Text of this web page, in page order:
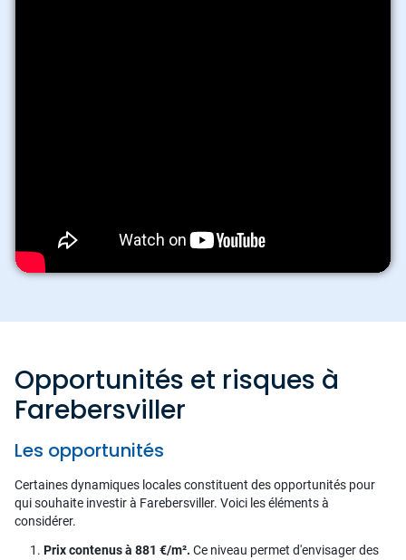
Opportunités et risques à
Farebersviller
Les opportunités
Certaines dynamiques locales constituent des opportunités pour
qui souhaite investir à Farebersviller. Voici les éléments à
considérer.
Prix contenus à 881 €/m². Ce niveau permet d'envisager des